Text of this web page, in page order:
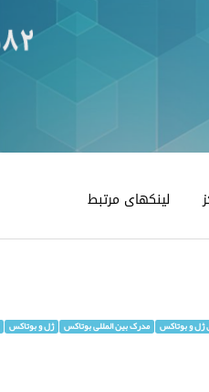
لینکهای مرتبط
ژل و بوتاکس مدرک بین المللی بوتاکس ژل و بوتاکس